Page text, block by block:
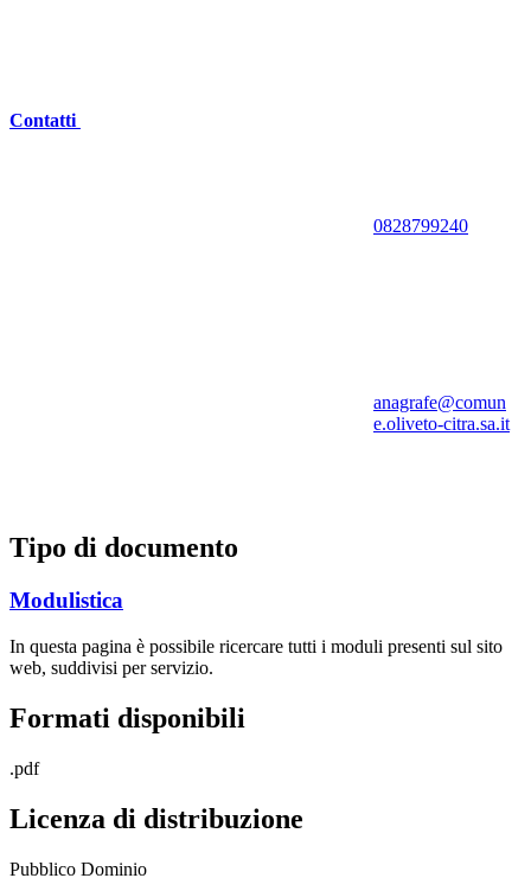
Contatti
0828799240
anagrafe@comun
e.oliveto-citra.sa.it
Tipo di documento
Modulistica
In questa pagina è possibile ricercare tutti i moduli presenti sul sito
web, suddivisi per servizio.
Formati disponibili
.pdf
Licenza di distribuzione
Pubblico Dominio